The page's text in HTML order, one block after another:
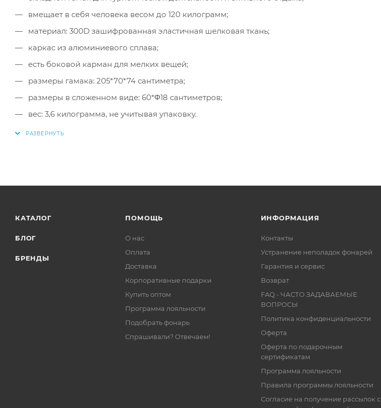
вмещает в себя человека весом до 120 килограмм;
материал: 300D зашифрованная эластичная шелковая ткань;
каркас из алюминиевого сплава;
есть боковой карман для мелких вещей;
размеры гамака: 205*70*74 сантиметра;
размеры в сложенном виде: 60*Φ18 сантиметров;
вес: 3,6 килограмма, не учитывая упаковку.
КАТАЛОГ
БЛОГ
БРЕНДЫ
ПОМОЩЬ
О нас
Оплата
Доставка
Корпоративные подарки
Купить оптом
Программа лояльности
Подобрать фонарь
Спрашивали? Отвечаем!
ИНФОРМАЦИЯ
Контакты
Устранение неполадок фонарей
Гарантия и сервис
Возврат
FAQ - ЧАСТО ЗАДАВАЕМЫЕ
ВОПРОСЫ
Политика конфиденциальности
Оферта
Оферта по подарочным
сертификатам
Программа лояльности
Правила программы лояльности
Согласие на получение рассылок с